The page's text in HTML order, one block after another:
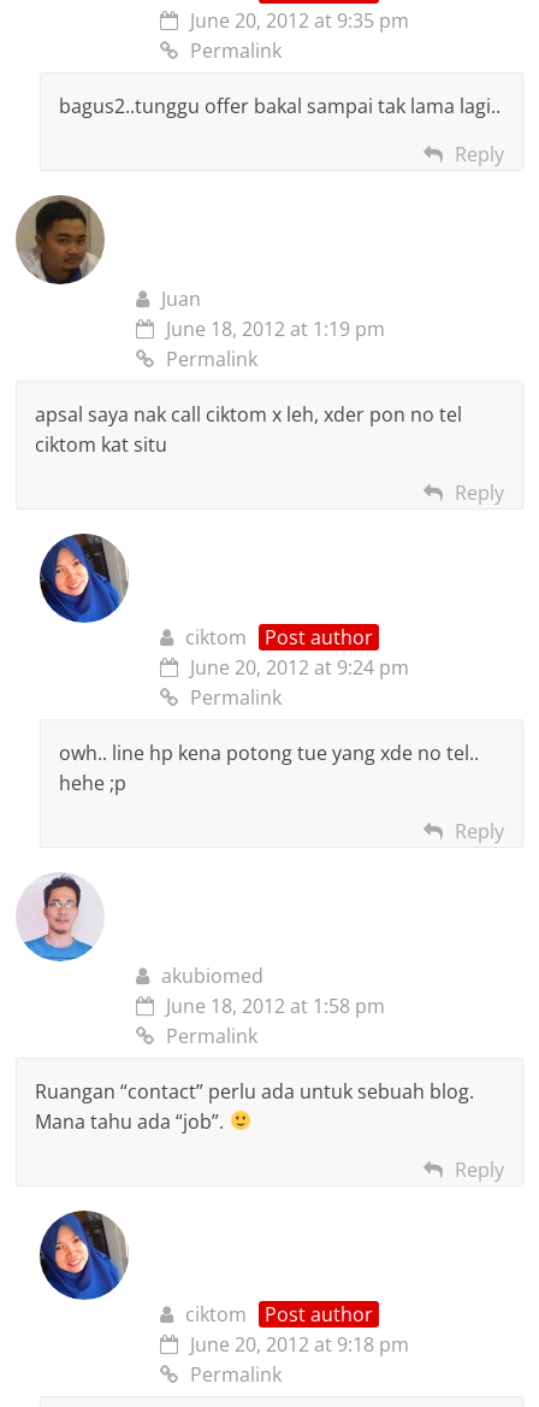
June 20, 2012 at 9:35 pm
Permalink
bagus2..tunggu offer bakal sampai tak lama lagi..
Reply
Juan
June 18, 2012 at 1:19 pm
Permalink
apsal saya nak call ciktom x leh, xder pon no tel
ciktom kat situ
Reply
ciktom
Post author
June 20, 2012 at 9:24 pm
Permalink
owh.. line hp kena potong tue yang xde no tel..
hehe ;p
Reply
akubiomed
June 18, 2012 at 1:58 pm
Permalink
Ruangan “contact” perlu ada untuk sebuah blog.
Mana tahu ada “job”.
Reply
ciktom
Post author
June 20, 2012 at 9:18 pm
Permalink